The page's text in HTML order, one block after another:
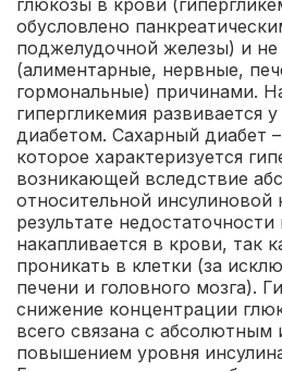
обусловлено
поджелудочной железы) и не
(алиментарные, нервные,
гормональные) причинами.
гипергликемия развивается
диабетом. Сахарный диабет
которое характеризуется
возникающей вследствие
относительной инсулиновой
результате
накапливается в крови, так
проникать в клетки (за
печени и головного мозга).
снижение концентрации
всего связана с
повышением уровня